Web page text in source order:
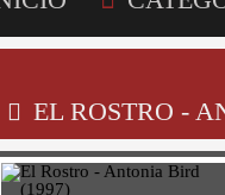
EL ROSTRO -